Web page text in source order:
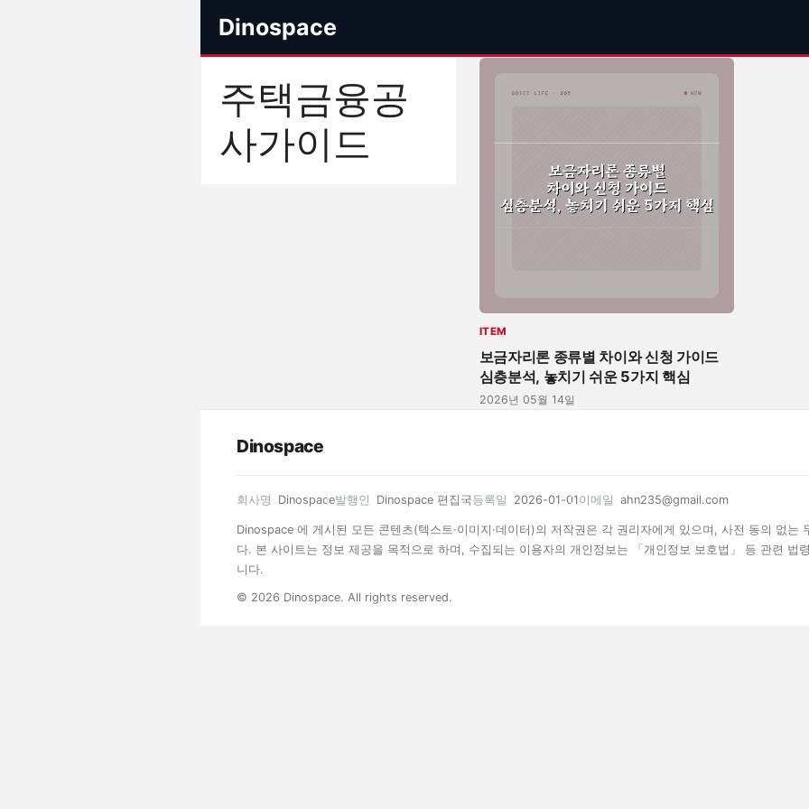
Dinospace
주택금융공
사가이드
ITEM
보금자리론 종류별 차이와 신청 가이드
심층분석, 놓치기 쉬운 5가지 핵심
2026년 05월 14일
Dinospace
회사명 Dinospace발행인 Dinospace 편집국등록일 2026-01-01이메일 ahn235@gmail.com
Dinospace 에 게시된 모든 콘텐츠(텍스트·이미지·데이터)의 저작권은 각 권리자에게 있으며, 사전 동의 없는
다. 본 사이트는 정보 제공을 목적으로 하며, 수집되는 이용자의 개인정보는 「개인정보 보호법」 등 관련 법
니다.
© 2026 Dinospace. All rights reserved.